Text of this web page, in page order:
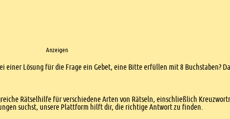
Anzeigen
einer Lösung für die Frage ein Gebet, eine Bitte erfüllen mit 8 Buchstaben?
Rätselhilfe für verschiedene Arten von Rätseln, einschließlich
suchst, unsere Plattform hilft dir, die richtige Antwort zu finden.